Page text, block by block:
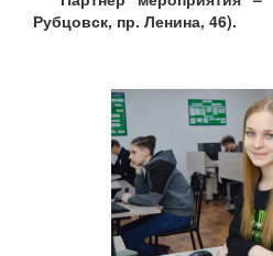
Рубцовск, пр. Ленина, 46).